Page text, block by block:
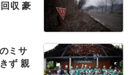
収 豪
ミサ
ず 親